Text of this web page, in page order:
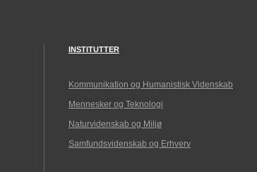
INSTITUTTER
Kommunikation og Humanistisk Videnskab
Mennesker og Teknologi
Naturvidenskab og Miljø
Samfundsvidenskab og Erhverv